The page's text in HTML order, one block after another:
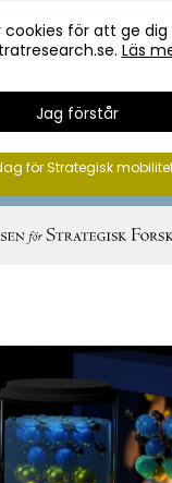
cookies för att ge
Läs
Jag förstår
för Strategisk